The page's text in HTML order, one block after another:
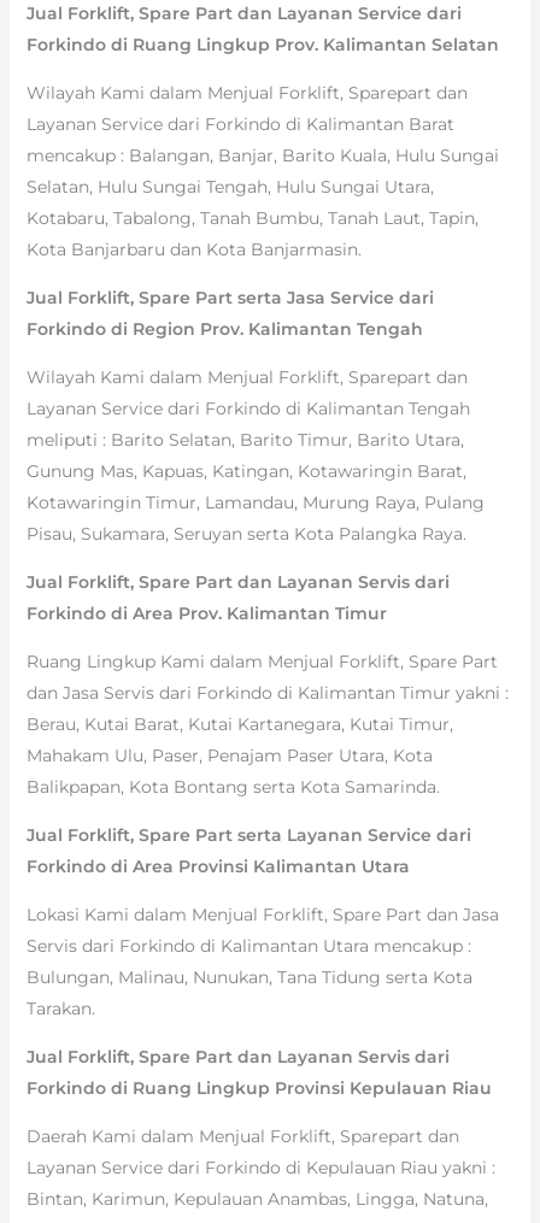
Jual Forklift, Spare Part dan Layanan Service dari
Forkindo di Ruang Lingkup Prov. Kalimantan Selatan
Wilayah Kami dalam Menjual Forklift, Sparepart dan
Layanan Service dari Forkindo di Kalimantan Barat
mencakup : Balangan, Banjar, Barito Kuala, Hulu Sungai
Selatan, Hulu Sungai Tengah, Hulu Sungai Utara,
Kotabaru, Tabalong, Tanah Bumbu, Tanah Laut, Tapin,
Kota Banjarbaru dan Kota Banjarmasin.
Jual Forklift, Spare Part serta Jasa Service dari
Forkindo di Region Prov. Kalimantan Tengah
Wilayah Kami dalam Menjual Forklift, Sparepart dan
Layanan Service dari Forkindo di Kalimantan Tengah
meliputi : Barito Selatan, Barito Timur, Barito Utara,
Gunung Mas, Kapuas, Katingan, Kotawaringin Barat,
Kotawaringin Timur, Lamandau, Murung Raya, Pulang
Pisau, Sukamara, Seruyan serta Kota Palangka Raya.
Jual Forklift, Spare Part dan Layanan Servis dari
Forkindo di Area Prov. Kalimantan Timur
Ruang Lingkup Kami dalam Menjual Forklift, Spare Part
dan Jasa Servis dari Forkindo di Kalimantan Timur yakni :
Berau, Kutai Barat, Kutai Kartanegara, Kutai Timur,
Mahakam Ulu, Paser, Penajam Paser Utara, Kota
Balikpapan, Kota Bontang serta Kota Samarinda.
Jual Forklift, Spare Part serta Layanan Service dari
Forkindo di Area Provinsi Kalimantan Utara
Lokasi Kami dalam Menjual Forklift, Spare Part dan Jasa
Servis dari Forkindo di Kalimantan Utara mencakup :
Bulungan, Malinau, Nunukan, Tana Tidung serta Kota
Tarakan.
Jual Forklift, Spare Part dan Layanan Servis dari
Forkindo di Ruang Lingkup Provinsi Kepulauan Riau
Daerah Kami dalam Menjual Forklift, Sparepart dan
Layanan Service dari Forkindo di Kepulauan Riau yakni :
Bintan, Karimun, Kepulauan Anambas, Lingga, Natuna,